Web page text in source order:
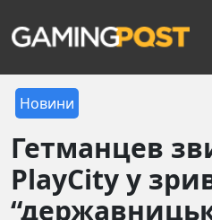
Новини
Гетманцев
PlayCity у